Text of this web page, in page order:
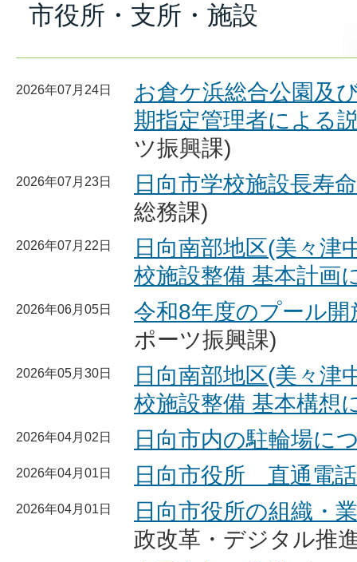
市役所・支所・施設
2026年07月24日
お倉ケ浜総合公園及
期指定管理者による
ツ振興課)
2026年07月23日
日向市学校施設長寿
総務課)
2026年07月22日
日向南部地区(美々津
校施設整備 基本計画
2026年06月05日
令和8年度のプール
ポーツ振興課)
2026年05月30日
日向南部地区(美々津
校施設整備 基本構想
2026年04月02日 日向市内の駐輪場に
2026年04月01日 日向市役所 直通電
2026年04月01日
日向市役所の組織・
政改革・デジタル推